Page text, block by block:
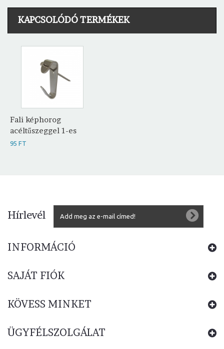
KAPCSOLÓDÓ TERMÉKEK
Fali képhorog
acéltűszeggel 1-es
95 FT
Hírlevél
INFORMÁCIÓ
SAJÁT FIÓK
KÖVESS MINKET
ÜGYFÉLSZOLGÁLAT